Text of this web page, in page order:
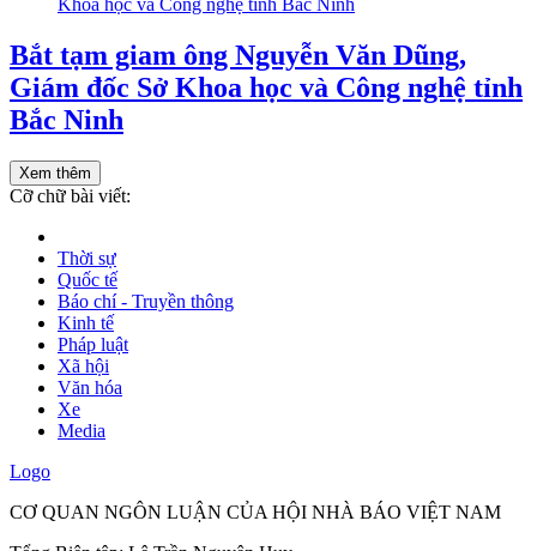
Bắt tạm giam ông Nguyễn Văn Dũng,
Giám đốc Sở Khoa học và Công nghệ tỉnh
Bắc Ninh
Xem thêm
Cỡ chữ bài viết:
Thời sự
Quốc tế
Báo chí - Truyền thông
Kinh tế
Pháp luật
Xã hội
Văn hóa
Xe
Media
Logo
CƠ QUAN NGÔN LUẬN CỦA HỘI NHÀ BÁO VIỆT NAM